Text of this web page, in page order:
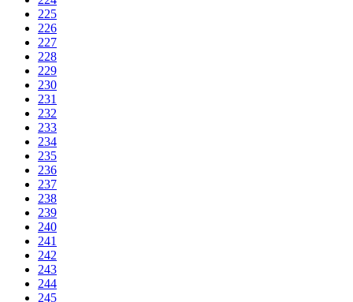
225
226
227
228
229
230
231
232
233
234
235
236
237
238
239
240
241
242
243
244
245